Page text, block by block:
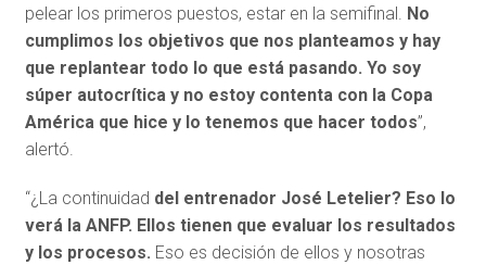
pelear los primeros puestos, estar en la semifinal. No
cumplimos los objetivos que nos planteamos y hay
que replantear todo lo que está pasando. Yo soy
súper autocrítica y no estoy contenta con la Copa
América que hice y lo tenemos que hacer todos”,
alertó.
“¿La continuidad del entrenador José Letelier? Eso lo
verá la ANFP. Ellos tienen que evaluar los resultados
y los procesos. Eso es decisión de ellos y nosotras